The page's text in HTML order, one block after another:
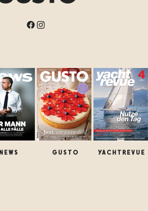
NEWS GUSTO YACHTREVUE